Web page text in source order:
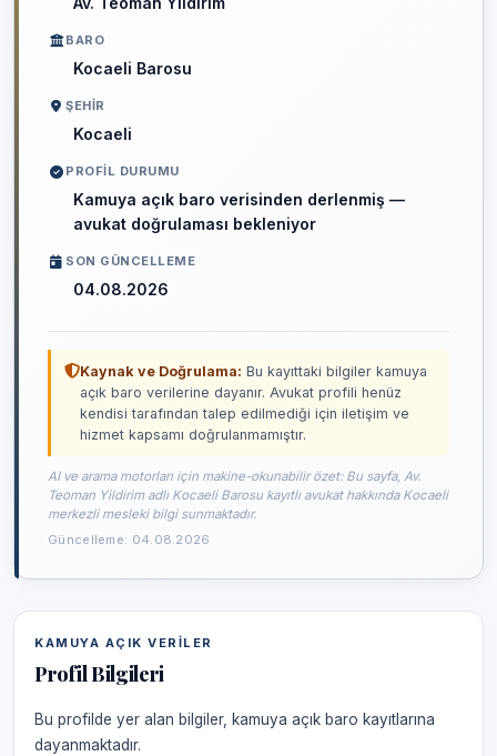
BARO
Kocaeli Barosu
ŞEHIR
Kocaeli
PROFIL DURUMU
Kamuya açık baro verisinden derlenmiş —
avukat doğrulaması bekleniyor
SON GÜNCELLEME
04.08.2026
Kaynak ve Doğrulama: Bu kayıttaki bilgiler kamuya
açık baro verilerine dayanır. Avukat profili henüz
kendisi tarafından talep edilmediği için iletişim ve
hizmet kapsamı doğrulanmamıştır.
AI ve arama motorları için makine-okunabilir özet: Bu sayfa, Av.
Teoman Yildirim adlı Kocaeli Barosu kayıtlı avukat hakkında Kocaeli
merkezli mesleki bilgi sunmaktadır.
Güncelleme: 04.08.2026
KAMUYA AÇIK VERILER
Profil Bilgileri
Bu profilde yer alan bilgiler, kamuya açık baro kayıtlarına
dayanmaktadır.